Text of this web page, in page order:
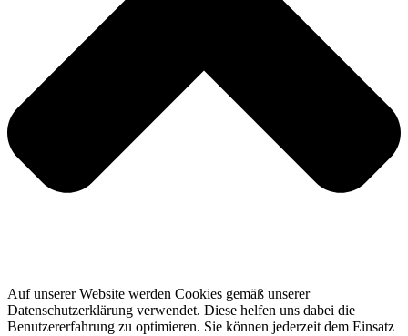
Auf unserer Website werden Cookies gemäß unserer
Datenschutzerklärung verwendet. Diese helfen uns dabei die
Benutzererfahrung zu optimieren. Sie können jederzeit dem Einsatz